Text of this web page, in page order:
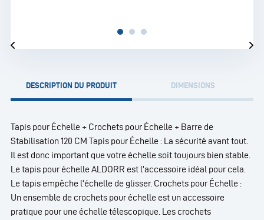
DESCRIPTION DU PRODUIT DIMENSIONS
Tapis pour Échelle + Crochets pour Échelle + Barre de
Stabilisation 120 CM Tapis pour Échelle : La sécurité avant tout.
Il est donc important que votre échelle soit toujours bien stable.
Le tapis pour échelle ALDORR est l’accessoire idéal pour cela.
Le tapis empêche l’échelle de glisser. Crochets pour Échelle :
Un ensemble de crochets pour échelle est un accessoire
pratique pour une échelle télescopique. Les crochets